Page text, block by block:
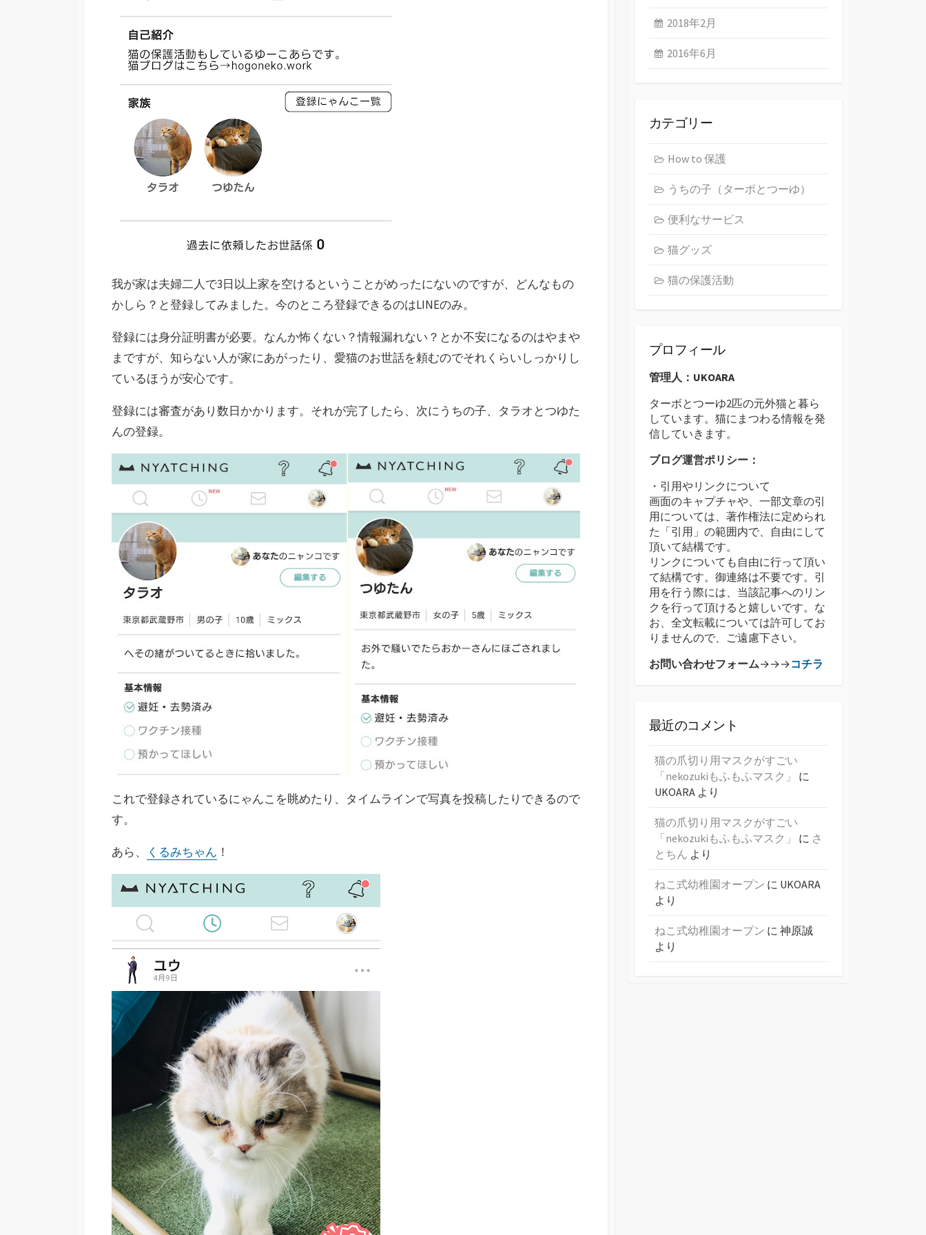
我が家は夫婦二人で3日以上家を空けるということがめったにないのですが、どんなもの
かしら？と登録してみました。今のところ登録できるのはLINEのみ。
登録には身分証明書が必要。なんか怖くない？情報漏れない？とか不安になるのはやまや
まですが、知らない人が家にあがったり、愛猫のお世話を頼むのでそれくらいしっかりし
ているほうが安心です。
登録には審査があり数日かかります。それが完了したら、次にうちの子、タラオとつゆた
んの登録。
これで登録されているにゃんこを眺めたり、タイムラインで写真を投稿したりできるので
す。
あら、 くるみちゃん ！
2018年2月
2016年6月
カテゴリー
How to 保護
うちの子（ターボとつーゆ）
便利なサービス
猫グッズ
猫の保護活動
プロフィール
管理人：UKOARA
ターボとつーゆ2匹の元外猫と暮ら
しています。猫にまつわる情報を発
信していきます。
ブログ運営ポリシー：
・引用やリンクについて
画面のキャプチャや、一部文章の引
用については、著作権法に定められ
た「引用」の範囲内で、自由にして
頂いて結構です。
リンクについても自由に行って頂い
て結構です。御連絡は不要です。引
用を行う際には、当該記事へのリン
クを行って頂けると嬉しいです。な
お、全文転載については許可してお
りませんので、ご遠慮下さい。
お問い合わせフォーム→→→コチラ
最近のコメント
猫の爪切り用マスクがすごい
「nekozukiもふもふマスク」
に
UKOARA より
猫の爪切り用マスクがすごい
「nekozukiもふもふマスク」
に さ
とちん より
ねこ式幼稚園オープン に UKOARA
より
ねこ式幼稚園オープン に 神原誠
より